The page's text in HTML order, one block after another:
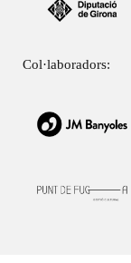
Col·laboradors: